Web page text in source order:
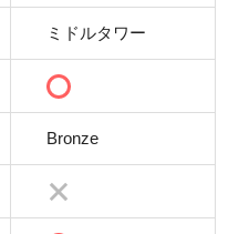
ミドルタワー
Bronze